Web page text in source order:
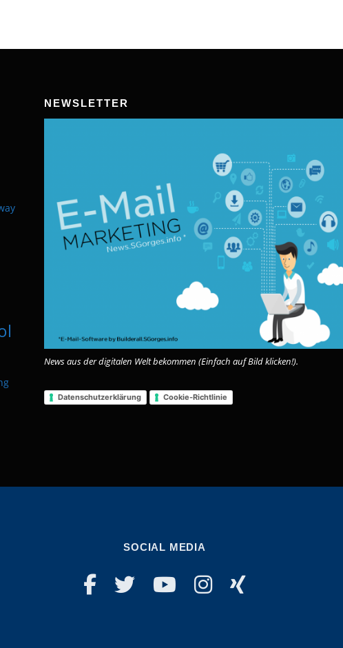
NEWSLETTER
News aus der digitalen Welt bekommen (Einfach auf Bild klicken!).
Datenschutzerklärung Cookie-Richtlinie
SOCIAL MEDIA